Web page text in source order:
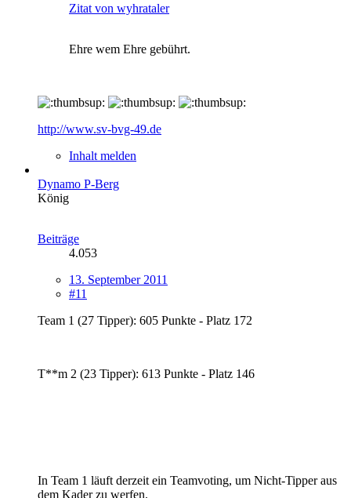
Zitat von wyhrataler
Ehre wem Ehre gebührt.
http://www.sv-bvg-49.de
Inhalt melden
Dynamo P-Berg
König
Beiträge
4.053
13. September 2011
#11
Team 1 (27 Tipper): 605 Punkte - Platz 172
T**m 2 (23 Tipper): 613 Punkte - Platz 146
In Team 1 läuft derzeit ein Teamvoting, um Nicht-Tipper aus
dem Kader zu werfen.